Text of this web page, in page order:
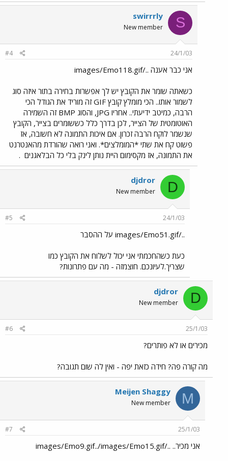
S
swirrrly
New member
24/1/03
#4
אני כבר אענה ../images/Emo118.gif
כשאתה שומר את הקובץ יש לך אפשרות בחירה בתור איזה סוג
לשמור אותו.. הכי מומלץ קובץ GIF זה מוריד את הגודל הכי
הרבה, כמיטב ידיעתי.. אחריו JPG, והסוג BMP זה השמירה
האוטומטית של הצייר, לכן בדרך כלל כששומרים בצייר, הקובץ
שנשמר לוקח הרבה זכרון. אם איכות התמונה לא חשובה, אז
פשוט קח את שתי *המומלצים*. ואני רואה שהורדת מהאנטרנט
את התמונה, אז מקסימום היית נותן לינק בלי כל הבלאגנים .
D
djdror
New member
24/1/03
#5
../images/Emo51.gif על ההסבר
כעת כשהחכמתי אני יכול לשלוח את הקובץ כמו
שצריך.לעיונכם. חוצמזה - מה עם פתרונות?
D
djdror
New member
25/1/03
#6
מכירים או לא פותרים?
מה קורה פה? חידה כזאת יפה - ואין לה שום תגובה?
M
Meijen Shaggy
New member
25/1/03
#7
אני מכיר.. ../images/Emo9.gif../images/Emo15.gif